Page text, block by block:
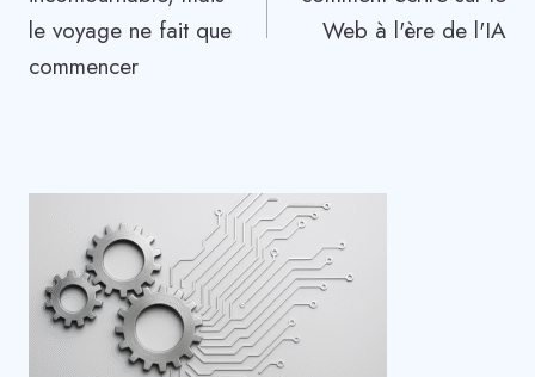
l’article
le voyage ne fait que
commencer
Web à l'ère de l'IA